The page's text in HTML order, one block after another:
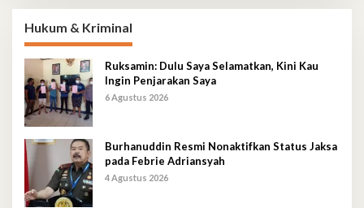
Hukum & Kriminal
Ruksamin: Dulu Saya Selamatkan, Kini Kau
Ingin Penjarakan Saya
6 Agustus 2026
Burhanuddin Resmi Nonaktifkan Status Jaksa
pada Febrie Adriansyah
4 Agustus 2026